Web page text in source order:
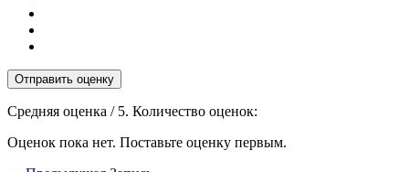
Отправить оценку
Средняя оценка / 5. Количество оценок:
Оценок пока нет. Поставьте оценку первым.